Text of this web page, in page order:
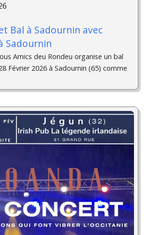
Bal à Sadournin avec
Sadournin
Amics deu Rondeu organise un bal
Février 2026 à Sadournin (65) comme